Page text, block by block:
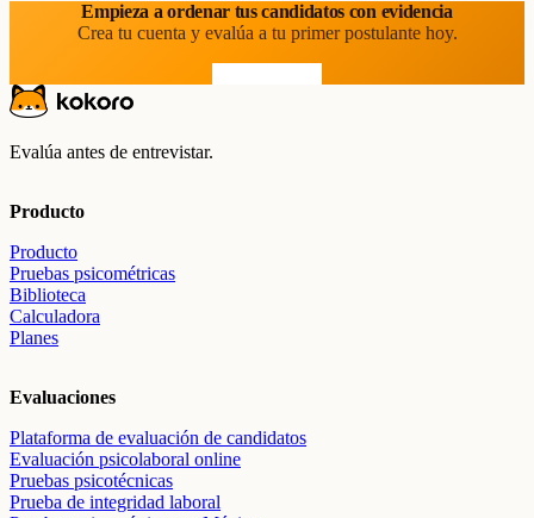
Empieza a ordenar tus candidatos con evidencia
Crea tu cuenta y evalúa a tu primer postulante hoy.
Evalúa antes de entrevistar.
Producto
Producto
Pruebas psicométricas
Biblioteca
Calculadora
Planes
Evaluaciones
Plataforma de evaluación de candidatos
Evaluación psicolaboral online
Pruebas psicotécnicas
Prueba de integridad laboral